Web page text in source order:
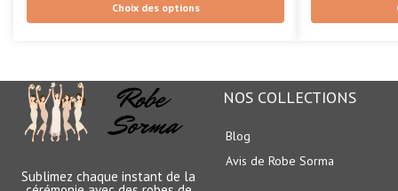
Choix des options
Sublimez chaque instant de la
NOS COLLECTIONS
Blog
Avis de Robe Sorma